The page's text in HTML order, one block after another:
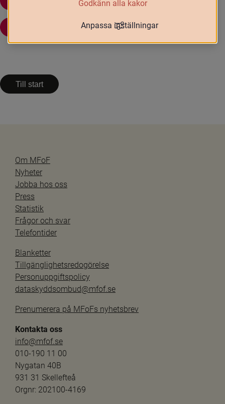
Utfärdande av pass
Till start
Om MFoF
Nyheter
Jobba hos oss
Press
Statistik
Frågor och svar
Telefontider
Blanketter
Tillgänglighetsredogörelse
Personuppgiftspolicy
dataskyddsombud@mfof.se
Prenumerera på MFoFs nyhetsbrev
Kontakta oss
info@mfof.se
010-190 11 00
Nygatan 40B
931 31 Skellefteå
Orgnr: 202100-4169
Godkänn alla kakor
Anpassa inställningar